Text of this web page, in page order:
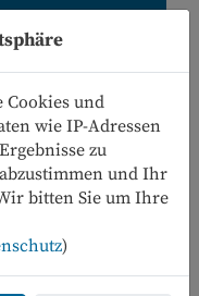
und
wie IP-Adressen
zu
und Ihr
bitten Sie um Ihre
)